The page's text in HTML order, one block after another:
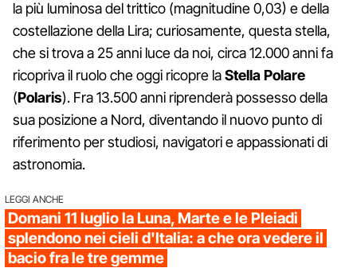
la più luminosa del trittico (magnitudine 0,03) e della
costellazione della Lira; curiosamente, questa stella,
che si trova a 25 anni luce da noi, circa 12.000 anni fa
ricopriva il ruolo che oggi ricopre laStella Polare
(Polaris). Fra 13.500 anni riprenderà possesso della
sua posizione a Nord, diventando il nuovo punto di
riferimento per studiosi, navigatori e appassionati di
astronomia.
LEGGI ANCHE
Domani 11 luglio la Luna, Marte e le Pleiadi
splendono nei cieli d'Italia: a che ora vedere il
bacio fra le tre gemme